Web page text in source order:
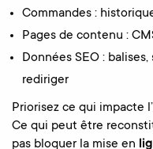
Commandes :
Pages de contenu :
Données SEO :
rediriger
Priorisez ce qui impacte
Ce qui peut être
pas bloquer la mise en